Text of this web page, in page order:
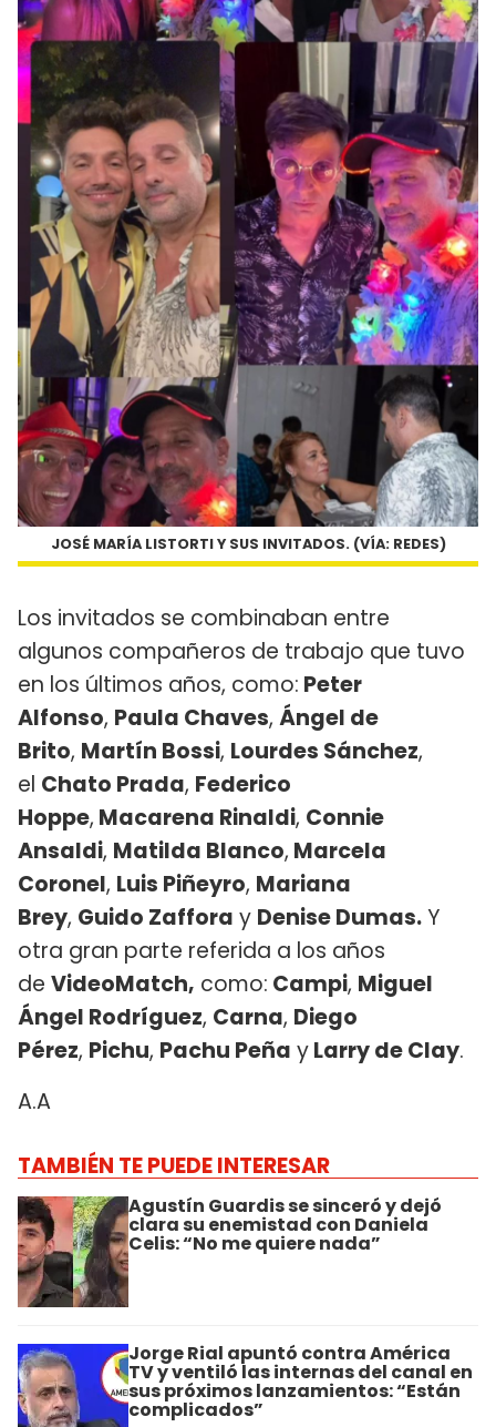
JOSÉ MARÍA LISTORTI Y SUS INVITADOS. (VÍA: REDES)
Los invitados se combinaban entre
algunos compañeros de trabajo que tuvo
en los últimos años, como: Peter
Alfonso, Paula Chaves, Ángel de
Brito, Martín Bossi, Lourdes Sánchez,
el Chato Prada, Federico
Hoppe, Macarena Rinaldi, Connie
Ansaldi, Matilda Blanco, Marcela
Coronel, Luis Piñeyro, Mariana
Brey, Guido Zaffora y Denise Dumas.Y
otra gran parte referida a los años
de VideoMatch, como: Campi, Miguel
Ángel Rodríguez, Carna, Diego
Pérez, Pichu, Pachu Peña yLarry de Clay.
A.A
TAMBIÉN TE PUEDE INTERESAR
Agustín Guardis se sinceró y dejó
clara su enemistad con Daniela
Celis: “No me quiere nada”
Jorge Rial apuntó contra América
TV y ventiló las internas del canal en
sus próximos lanzamientos: “Están
complicados”